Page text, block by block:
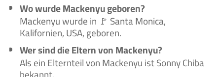
Wo wurde Mackenyu geboren?
Mackenyu wurde in 🚩 Santa Monica,
Kalifornien, USA, geboren.
Wer sind die Eltern von Mackenyu?
Als ein Elternteil von Mackenyu ist Sonny Chiba